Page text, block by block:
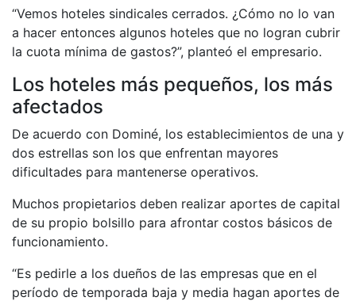
“Vemos hoteles sindicales cerrados. ¿Cómo no lo van
a hacer entonces algunos hoteles que no logran cubrir
la cuota mínima de gastos?”, planteó el empresario.
Los hoteles más pequeños, los más
afectados
De acuerdo con Dominé, los establecimientos de una y
dos estrellas son los que enfrentan mayores
dificultades para mantenerse operativos.
Muchos propietarios deben realizar aportes de capital
de su propio bolsillo para afrontar costos básicos de
funcionamiento.
“Es pedirle a los dueños de las empresas que en el
período de temporada baja y media hagan aportes de